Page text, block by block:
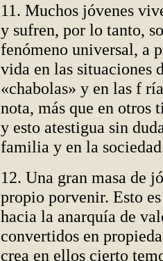
11. Muchos jóvenes
y sufren, por lo tanto,
fenómeno universal, a
vida en las situaciones
«chabolas» y en las f
nota, más que en otros
y esto atestigua sin
familia y en la
12. Una gran masa de
propio porvenir. Esto
hacia la anarquía de
convertidos en
crea en ellos cierto